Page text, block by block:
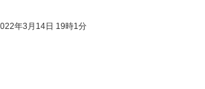
年3月14日 19時1分